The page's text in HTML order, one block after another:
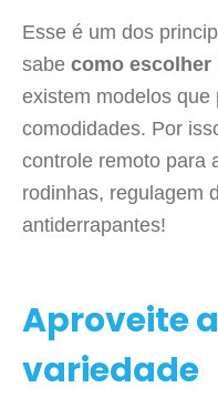
Esse é um dos
sabe como
existem modelos
comodidades. Por
controle remoto para
rodinhas, regulagem
antiderrapantes!
Aproveite
variedade